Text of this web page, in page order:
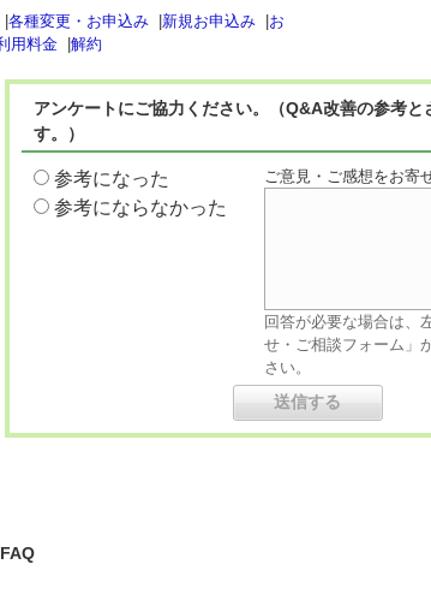
各種変更・お申込み 新規お申込み
お
用料金
解約
アンケートにご協力ください。（Q&A改善の参考と
す。）
参考になった
参考にならなかった
ご意見・ご感想をお寄
回答が必要な場合は、
せ・ご相談フォーム」
さい。